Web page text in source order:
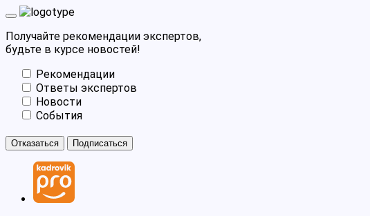
Получайте рекомендации экспертов,
будьте в курсе новостей!
Рекомендации
Ответы экспертов
Новости
События
Отказаться Подписаться